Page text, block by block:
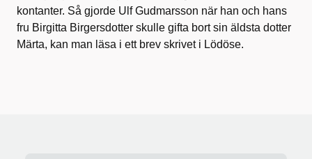
kontanter. Så gjorde Ulf Gudmarsson när han och hans
fru Birgitta Birgersdotter skulle gifta bort sin äldsta dotter
Märta, kan man läsa i ett brev skrivet i Lödöse.